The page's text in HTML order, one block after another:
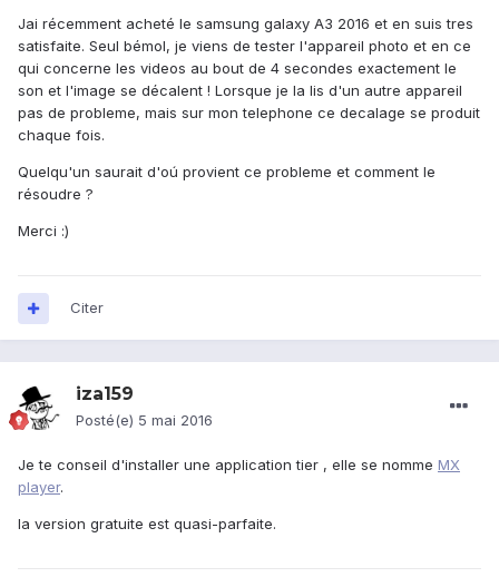
Jai récemment acheté le samsung galaxy A3 2016 et en suis tres
satisfaite. Seul bémol, je viens de tester l'appareil photo et en ce
qui concerne les videos au bout de 4 secondes exactement le
son et l'image se décalent ! Lorsque je la lis d'un autre appareil
pas de probleme, mais sur mon telephone ce decalage se produit
chaque fois.
Quelqu'un saurait d'oú provient ce probleme et comment le
résoudre ?
Merci :)
Citer
iza159
Posté(e) 5 mai 2016
Je te conseil d'installer une application tier , elle se nomme MX
player.
la version gratuite est quasi-parfaite.